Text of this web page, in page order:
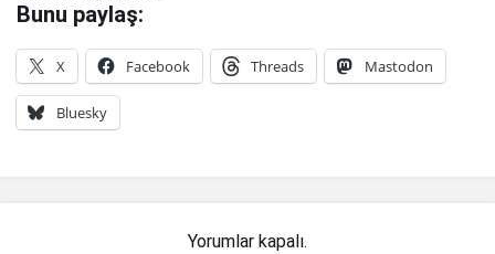
Bunu paylaş:
X Facebook Threads Mastodon
Bluesky
Yorumlar kapalı.